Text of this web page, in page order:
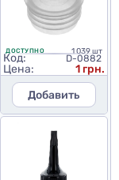
ДОСТУПНО 1 039 шт
Код: D-0882
Цена:
1 грн.
Добавить